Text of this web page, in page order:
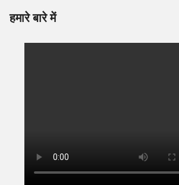
हमारे बारे में